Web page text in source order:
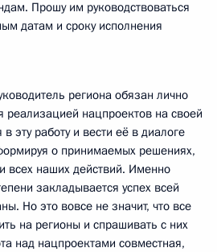
Прошу им руководствоваться
датам и сроку исполнения
региона обязан лично
реализацией нацпроектов на своей
в эту работу и вести её в диалоге
о принимаемых решениях,
всех наших действий. Именно
закладывается успех всей
Но это вовсе не значит, что все
на регионы и спрашивать с них
над нацпроектами совместная,